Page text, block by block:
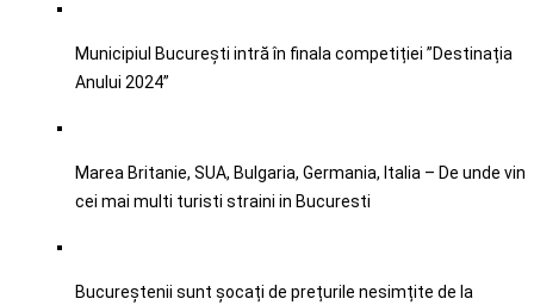
Municipiul București intră în finala competiției ”Destinația
Anului 2024”
Marea Britanie, SUA, Bulgaria, Germania, Italia – De unde vin
cei mai multi turisti straini in Bucuresti
Bucureștenii sunt șocați de prețurile nesimțite de la